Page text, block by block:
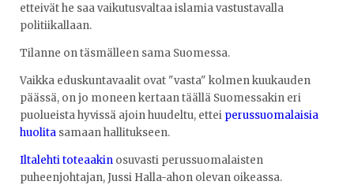
etteivät he saa vaikutusvaltaa islamia vastustavalla
politiikallaan.
Tilanne on täsmälleen sama Suomessa.
Vaikka eduskuntavaalit ovat "vasta" kolmen kuukauden
päässä, on jo moneen kertaan täällä Suomessakin eri
puolueista hyvissä ajoin huudeltu, ettei perussuomalaisia
huolita samaan hallitukseen.
Iltalehti toteaakin osuvasti perussuomalaisten
puheenjohtajan, Jussi Halla-ahon olevan oikeassa.